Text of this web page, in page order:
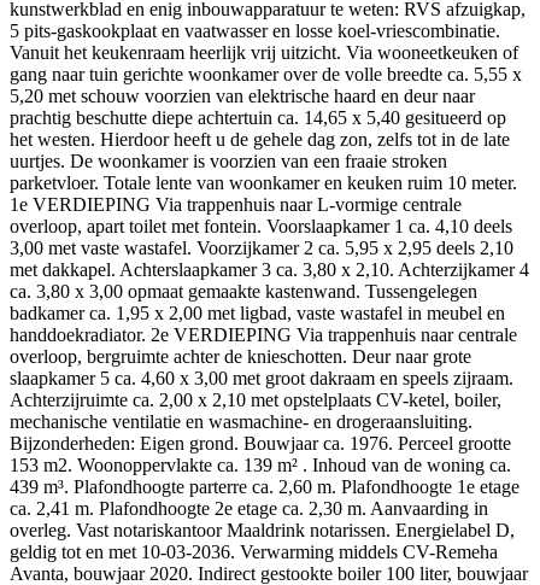
kunstwerkblad en enig inbouwapparatuur te weten: RVS afzuigkap,
5 pits-gaskookplaat en vaatwasser en losse koel-vriescombinatie.
Vanuit het keukenraam heerlijk vrij uitzicht. Via wooneetkeuken of
gang naar tuin gerichte woonkamer over de volle breedte ca. 5,55 x
5,20 met schouw voorzien van elektrische haard en deur naar
prachtig beschutte diepe achtertuin ca. 14,65 x 5,40 gesitueerd op
het westen. Hierdoor heeft u de gehele dag zon, zelfs tot in de late
uurtjes. De woonkamer is voorzien van een fraaie stroken
parketvloer. Totale lente van woonkamer en keuken ruim 10 meter.
1e VERDIEPING Via trappenhuis naar L-vormige centrale
overloop, apart toilet met fontein. Voorslaapkamer 1 ca. 4,10 deels
3,00 met vaste wastafel. Voorzijkamer 2 ca. 5,95 x 2,95 deels 2,10
met dakkapel. Achterslaapkamer 3 ca. 3,80 x 2,10. Achterzijkamer 4
ca. 3,80 x 3,00 opmaat gemaakte kastenwand. Tussengelegen
badkamer ca. 1,95 x 2,00 met ligbad, vaste wastafel in meubel en
handdoekradiator. 2e VERDIEPING Via trappenhuis naar centrale
overloop, bergruimte achter de knieschotten. Deur naar grote
slaapkamer 5 ca. 4,60 x 3,00 met groot dakraam en speels zijraam.
Achterzijruimte ca. 2,00 x 2,10 met opstelplaats CV-ketel, boiler,
mechanische ventilatie en wasmachine- en drogeraansluiting.
Bijzonderheden: Eigen grond. Bouwjaar ca. 1976. Perceel grootte
153 m2. Woonoppervlakte ca. 139 m² . Inhoud van de woning ca.
439 m³. Plafondhoogte parterre ca. 2,60 m. Plafondhoogte 1e etage
ca. 2,41 m. Plafondhoogte 2e etage ca. 2,30 m. Aanvaarding in
overleg. Vast notariskantoor Maaldrink notarissen. Energielabel D,
geldig tot en met 10-03-2036. Verwarming middels CV-Remeha
Avanta, bouwjaar 2020. Indirect gestookte boiler 100 liter, bouwjaar